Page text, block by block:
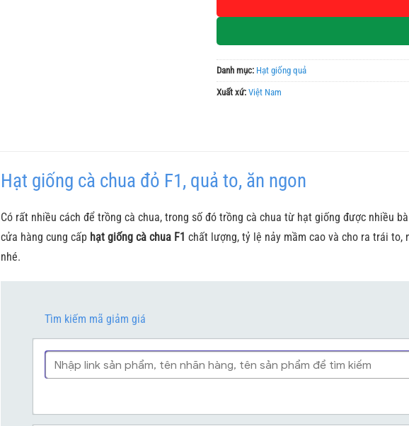
Danh mục: Hạt giống quả
Xuất xứ:Việt Nam
Hạt giống cà chua đỏ F1, quả to, ăn ngon
Có rất nhiều cách để trồng cà chua, trong số đó trồng cà chua từ hạt giống được nhiều
cửa hàng cung cấp hạt giống cà chua F1chất lượng, tỷ lệ nảy mầm cao và cho ra trái
nhé.
Tìm kiếm mã giảm giá